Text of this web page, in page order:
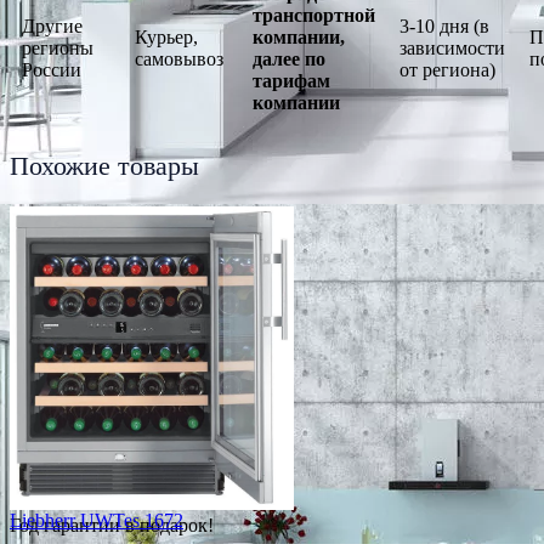
Другие
регионы
России
Курьер,
самовывоз
транспортной
компании,
далее по
тарифам
компании
3-10 дня (в
зависимости
от региона)
Похожие товары
Год гарантии в подарок!
Liebherr UWTes 1672